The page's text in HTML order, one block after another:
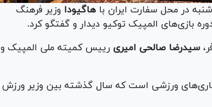
در محل سفارت ایران با هاگیودا وزیر فرهنگ
بازی‌های المپیک توکیو دیدار و گفتگو کرد.
سیدرضا صالحی امیری رییس کمیته ملی المپیک و
ورزشی است که سال گذشته بین وزیر ورزش